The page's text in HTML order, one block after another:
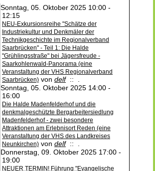
Sonntag, 05. Oktober 2025 10:00 -
12:15
NEU-Exkursionsreihe "Schätze der
Industriekultur und Denkmäler der
Technikgeschichte im Regionalverband
Saarbrücken" - Teil 1: Die Halde
"Grühlingsstraße" bei Jägersfreude -
Saarkohlenwald-Panorama (eine
Veranstaltung der VHS Regionalverband
Saarbrücken) von delf:: .
Sonntag, 05. Oktober 2025 14:00 -
16:00
Die Halde Madenfelderhof und die
denkmalgeschützte Bergarbeitersiedlung
Madenfelderhof - zwei besondere
Attraktionen am Erlebnisort Reden (eine
Veranstaltung der VHS des Landkreises
Neunkirchen) von delf:: .
Donnerstag, 09. Oktober 2025 17:00 -
19:00
NEUER TERMIN! Führung "Evangelische